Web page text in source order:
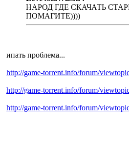
НАРОД ГДЕ СКАЧАТЬ
ПОМАГИТЕ))))
ипать проблема...
http://game-torrent.info/forum/
http://game-torrent.info/forum/
http://game-torrent.info/forum/